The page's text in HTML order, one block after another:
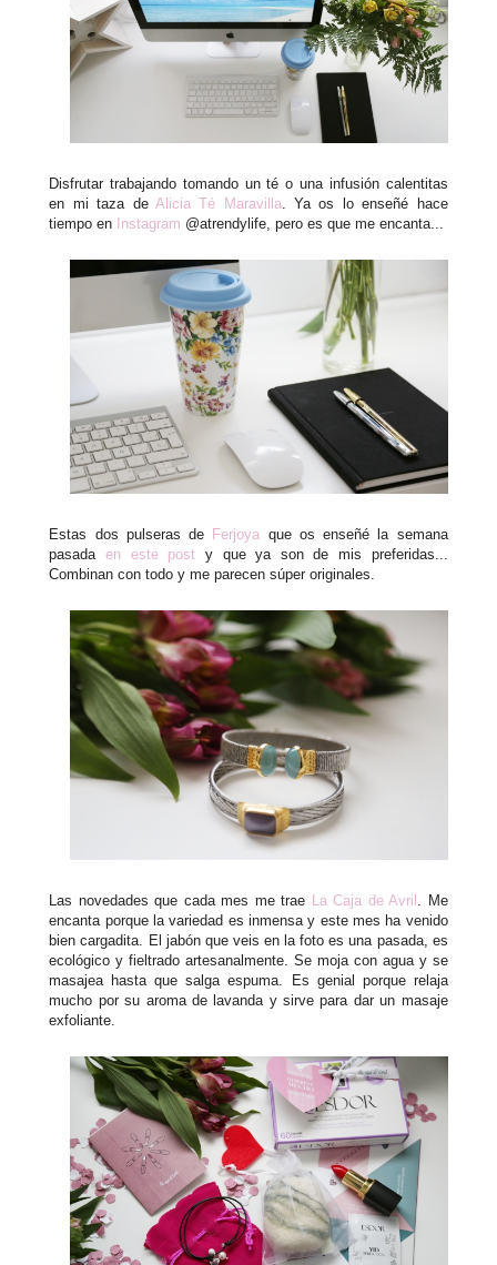
Disfrutar trabajando tomando un té o una infusión calentitas
en mi taza de Alicia Té Maravilla . Ya os lo enseñé hace
tiempo en Instagram @atrendylife, pero es que me encanta...
Estas dos pulseras de Ferjoya que os enseñé la semana
pasada en este post y que ya son de mis preferidas...
Combinan con todo y me parecen súper originales.
Las novedades que cada mes me trae La Caja de Avril
. Me
encanta porque la variedad es inmensa y este mes ha venido
bien cargadita. El jabón que veis en la foto es una pasada, es
ecológico y fieltrado artesanalmente. Se moja con agua y se
masajea hasta que salga espuma. Es genial porque relaja
mucho por su aroma de lavanda y sirve para dar un masaje
exfoliante.